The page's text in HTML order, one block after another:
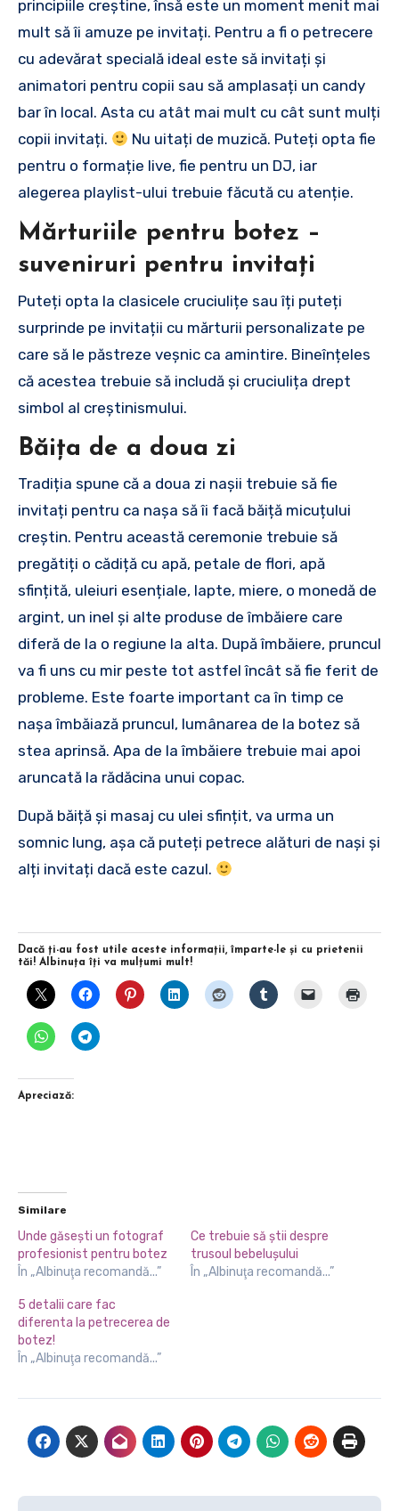
principiile creștine, însă este un moment menit mai
mult să îi amuze pe invitați. Pentru a fi o petrecere
cu adevărat specială ideal este să invitați și
animatori pentru copii sau să amplasați un candy
bar în local. Asta cu atât mai mult cu cât sunt mulți
copii invitați.
Nu uitați de muzică. Puteți opta fie
pentru o formație live, fie pentru un DJ, iar
alegerea playlist-ului trebuie făcută cu atenție.
Mărturiile pentru botez –
suveniruri pentru invitați
Puteți opta la clasicele cruciulițe sau îți puteți
surprinde pe invitații cu mărturii personalizate pe
care să le păstreze veșnic ca amintire. Bineînțeles
că acestea trebuie să includă și cruciulița drept
simbol al creștinismului.
Băița de a doua zi
Tradiția spune că a doua zi nașii trebuie să fie
invitați pentru ca nașa să îi facă băiță micuțului
creștin. Pentru această ceremonie trebuie să
pregătiți o cădiță cu apă, petale de flori, apă
sfințită, uleiuri esențiale, lapte, miere, o monedă de
argint, un inel și alte produse de îmbăiere care
diferă de la o regiune la alta. După îmbăiere, pruncul
va fi uns cu mir peste tot astfel încât să fie ferit de
probleme. Este foarte important ca în timp ce
nașa îmbăiază pruncul, lumânarea de la botez să
stea aprinsă. Apa de la îmbăiere trebuie mai apoi
aruncată la rădăcina unui copac.
După băiță și masaj cu ulei sfințit, va urma un
somnic lung, așa că puteți petrece alături de nași și
alți invitați dacă este cazul.
Dacă ţi-au fost utile aceste informaţii, împarte-le şi cu prietenii
tăi! Albinuţa îţi va mulţumi mult!
Apreciază:
Similare
Unde găseşti un fotograf
profesionist pentru botez
În „Albinuţa recomandă...”
Ce trebuie să știi despre
trusoul bebelușului
În „Albinuţa recomandă...”
5 detalii care fac
diferenta la petrecerea de
botez!
În „Albinuţa recomandă...”